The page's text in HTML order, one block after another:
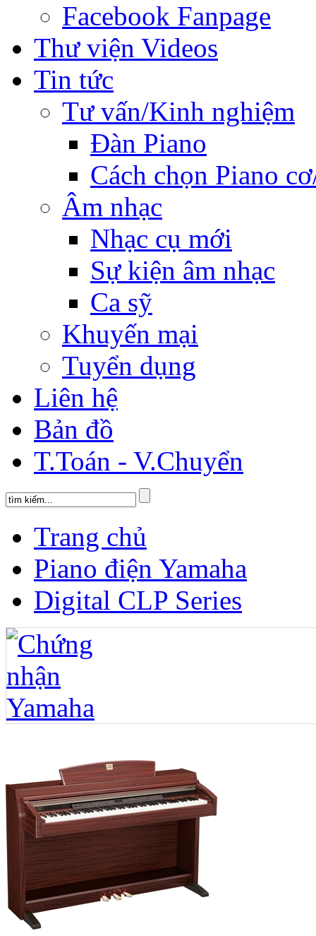
Facebook Fanpage
Thư viện Videos
Tin tức
Tư vấn/Kinh nghiệm
Đàn Piano
Cách chọn Piano
Âm nhạc
Nhạc cụ mới
Sự kiện âm nhạc
Ca sỹ
Khuyến mại
Tuyển dụng
Liên hệ
Bản đồ
T.Toán - V.Chuyển
Trang chủ
Piano điện Yamaha
Digital CLP Series